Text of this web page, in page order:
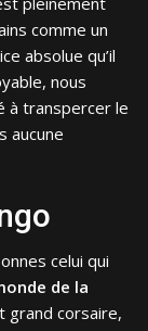
comme un
absolue qu’il
nous
à transpercer le
aucune
celui qui
de la
grand corsaire,